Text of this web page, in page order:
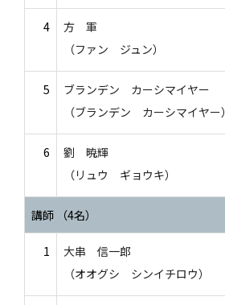
4
方 軍
（ファン ジュン）
5
ブランデン カーシマイヤー
（ブランデン カーシマイヤー）
6
劉 暁輝
（リュウ ギョウキ）
講師 （4名）
1
大串 信一郎
（オオグシ シンイチロウ）